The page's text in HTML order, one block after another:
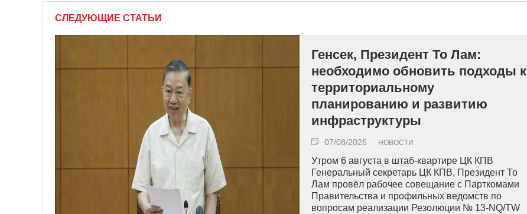
СЛЕДУЮЩИЕ СТАТЬИ
Генсек, Президент То Лам:
необходимо обновить подходы к
территориальному
планированию и развитию
инфраструктуры
07/08/2026 НОВОСТИ
Утром 6 августа в штаб-квартире ЦК КПВ
Генеральный секретарь ЦК КПВ, Президент То
Лам провёл рабочее совещание с Парткомами
Правительства и профильных ведомств по
вопросам реализации Резолюции № 13-NQ/TW